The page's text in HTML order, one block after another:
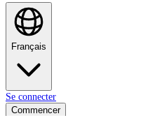
Français
Se connecter
Commencer